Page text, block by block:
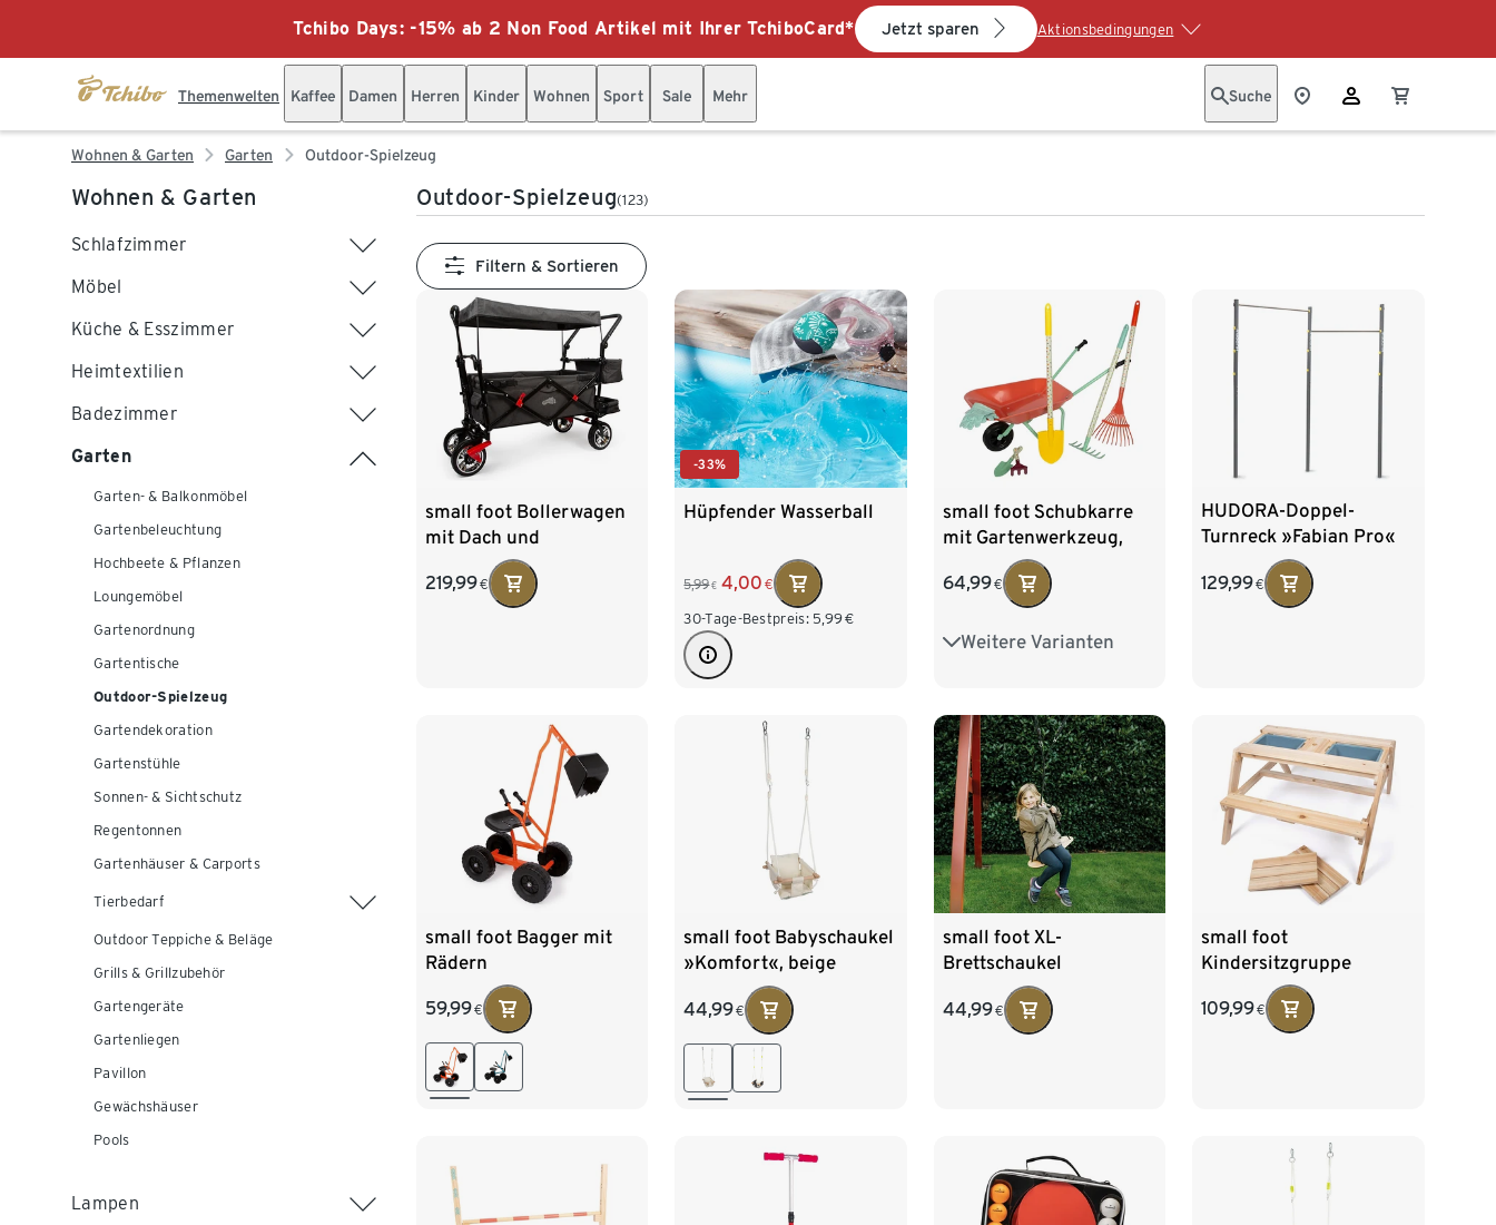
Tchibo Days: -15% ab 2 Non Food Artikel mit Ihrer TchiboCard* Jetzt sparen Aktionsbedingungen
Themenwelten Kaffee Damen Herren Kinder Wohnen Sport Sale Mehr Suche
Wohnen & Garten Garten Outdoor-Spielzeug
Wohnen & Garten
Schlafzimmer
Möbel
Küche & Esszimmer
Heimtextilien
Badezimmer
Garten
Garten- & Balkonmöbel
Gartenbeleuchtung
Hochbeete & Pflanzen
Loungemöbel
Gartenordnung
Gartentische
Outdoor-Spielzeug
Gartendekoration
Gartenstühle
Sonnen- & Sichtschutz
Regentonnen
Gartenhäuser & Carports
Tierbedarf
Outdoor Teppiche & Beläge
Grills & Grillzubehör
Gartengeräte
Gartenliegen
Pavillon
Gewächshäuser
Pools
Lampen
Outdoor-Spielzeug(123)
Filtern & Sortieren
small foot Bollerwagen
mit Dach und
Regencover
219,99€
-33%
Hüpfender Wasserball
5,99 € 4,00 €
30-Tage-Bestpreis: 5,99€
small foot Schubkarre
mit Gartenwerkzeug,
64,99€
Weitere Varianten
klein
HUDORA-Doppel-
Turnreck »Fabian Pro«
129,99€
small foot Bagger mit
Rädern
59,99€
small foot Babyschaukel
»Komfort«, beige
44,99€
small foot XL-
Brettschaukel
44,99€
small foot
Kindersitzgruppe
Matschtisch
109,99€